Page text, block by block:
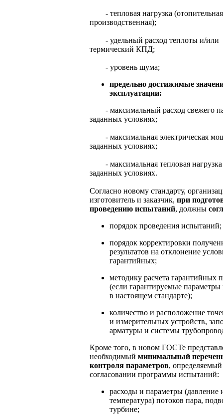
- тепловая нагрузка
производственная);
- удельный расход теплоты и/или
термический КПД;
- уровень шума;
предельно достижимые
эксплуатации:
- максимальный расход свежего
заданных условиях;
- максимальная электрическая
заданных условиях;
- максимальная тепловая
заданных условиях.
Согласно новому стандарту,
изготовитель и заказчик, при
проведению испытаний, должны
порядок проведения испытаний;
порядок корректировки
результатов на отклонение
гарантийных;
методику расчета гарантийных
(если гарантируемые параметры
в настоящем стандарте);
количество и расположение
и измерительных устройств,
арматуры и системы
Кроме того, в новом ГОСТе
необходимый минимальный
контроля параметров,
согласовании программы испытаний:
расходы и параметры (давление
температура) потоков пара,
турбине;